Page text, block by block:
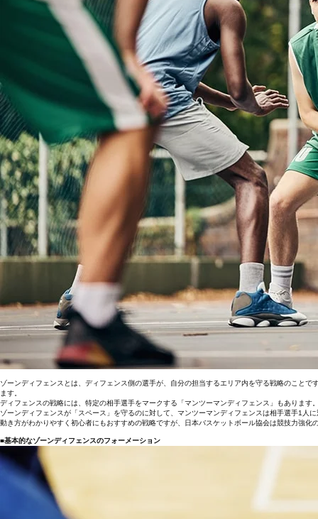
ゾーンディフェンスとは、ディフェンス側の選手が、自分の担当するエリア内を守る戦略のこと
ます。
ディフェンスの戦略には、特定の相手選手をマークする「マンツーマンディフェンス」もありま
ゾーンディフェンスが「スペース」を守るのに対して、マンツーマンディフェンスは相手選手1人
動き方がわかりやすく初心者にもおすすめの戦略ですが、日本バスケットボール協会は競技力強
■基本的なゾーンディフェンスのフォーメーション